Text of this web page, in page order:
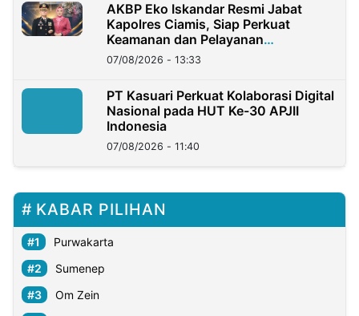
AKBP Eko Iskandar Resmi Jabat
Kapolres Ciamis, Siap Perkuat
Keamanan dan Pelayanan
Masyarakat
07/08/2026 - 13:33
PT Kasuari Perkuat Kolaborasi Digital
Nasional pada HUT Ke-30 APJII
Indonesia
07/08/2026 - 11:40
KABAR PILIHAN
Purwakarta
Sumenep
Om Zein